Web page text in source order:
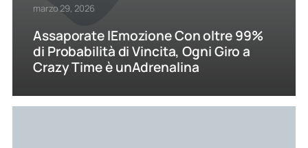
marzo 29, 2026
Assaporate lEmozione Con oltre 99%
di Probabilità di Vincita, Ogni Giro a
Crazy Time è unAdrenalina